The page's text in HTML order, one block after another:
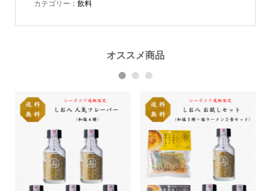
カテゴリー： 飲料
オススメ商品
1 2 3